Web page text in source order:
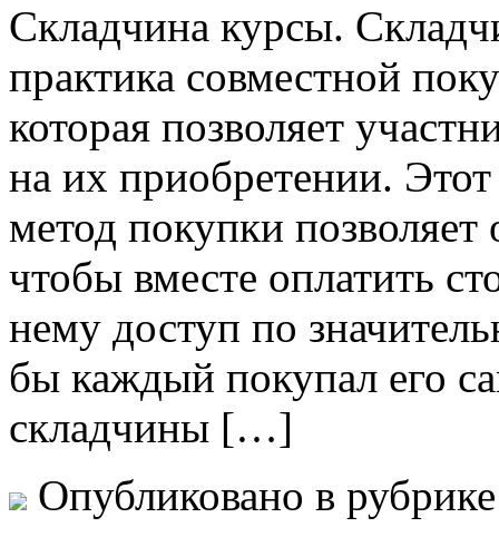
Склaдчинa курсы.
практика совместной
которая позволяет
на их приобретении.
метод покупки позволяет
чтобы вместе оплатить
нему доступ по
бы каждый покупал его
складчины […]
Опубликовано в